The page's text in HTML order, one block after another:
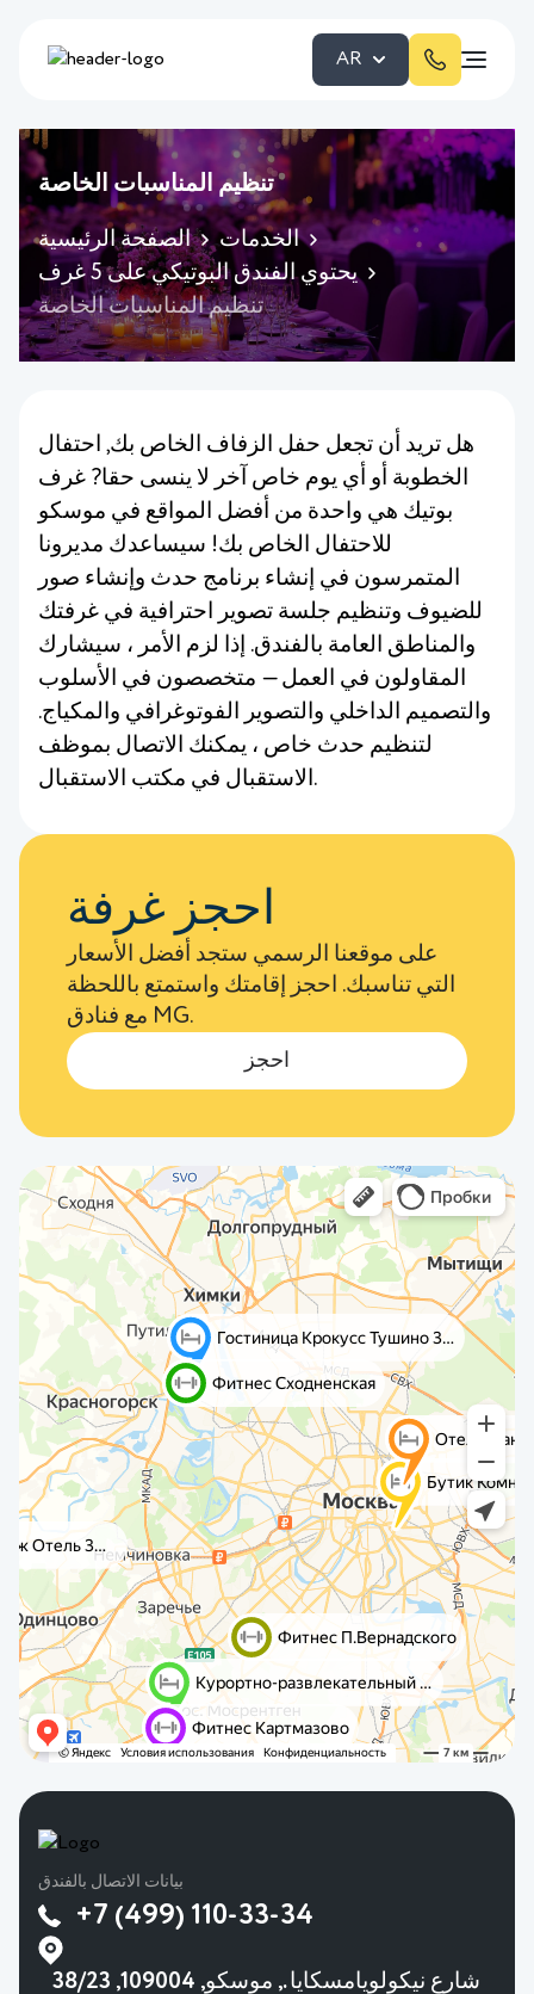
AR
تنظيم المناسبات الخاصة
الصفحة الرئيسية
الخدمات
يحتوي الفندق البوتيكي على 5 غرف
تنظيم المناسبات الخاصة
هل تريد أن تجعل حفل الزفاف الخاص بك, احتفال
الخطوبة أو أي يوم خاص آخر لا ينسى حقا? غرف
بوتيك هي واحدة من أفضل المواقع في موسكو
للاحتفال الخاص بك! سيساعدك مديرونا
المتمرسون في إنشاء برنامج حدث وإنشاء صور
للضيوف وتنظيم جلسة تصوير احترافية في غرفتك
والمناطق العامة بالفندق. إذا لزم الأمر ، سيشارك
المقاولون في العمل — متخصصون في الأسلوب
والتصميم الداخلي والتصوير الفوتوغرافي والمكياج.
لتنظيم حدث خاص ، يمكنك الاتصال بموظف
الاستقبال في مكتب الاستقبال.
احجز غرفة
على موقعنا الرسمي ستجد أفضل الأسعار
التي تناسبك. احجز إقامتك واستمتع باللحظة
مع فنادق MG.
احجز
بيانات الاتصال بالفندق
+7 (499) 110-33-34
38/23 شارع نيكولويامسكايا., موسكو, 109004,